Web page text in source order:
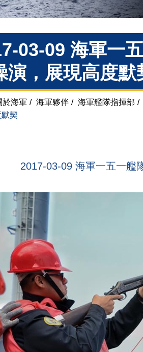
03-09 海軍一
演，展現高度默
於海軍 / 海軍夥伴 / 海軍艦隊指揮部 /
契
2017-03-09 海軍一五一艦